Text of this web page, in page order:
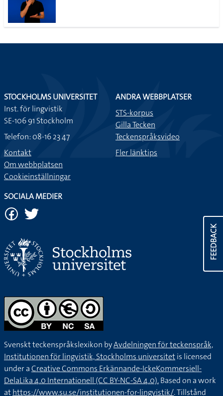
FEEDBACK
STOCKHOLMS UNIVERSITET
Inst. för lingvistik
SE-106 91 Stockholm
Telefon: 08-16 23 47
Kontakt
Om webbplatsen
Cookieinställningar
ANDRA WEBBPLATSER
STS-korpus
Gilla Tecken
Teckenspråksvideo
Fler länktips
SOCIALA MEDIER
Svenskt teckenspråkslexikon byAvdelningen för teckenspråk,
Institutionen för lingvistik, Stockholms universitetis licensed
under aCreative Commons Erkännande-IckeKommersiell-
DelaLika 4.0 Internationell (CC BY-NC-SA 4.0).Based on a work
athttps://www.su.se/institutionen-for-lingvistik/. Tillstånd